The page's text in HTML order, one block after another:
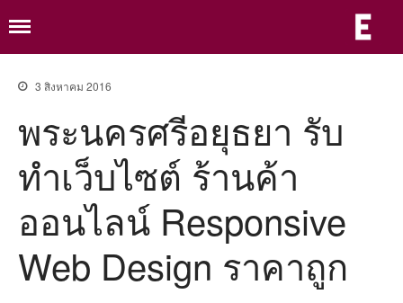
หน้าแรก
เกี่ยวกับ
แพ็กเก็จเว็บ
e-Saraban ระบบจัดการเอกสาร
แพ็กเก็จเว็บธุรกิจ
เ
3 สิงหาคม 2016
พระนครศรีอยุธยา รับ
ทําเว็บไซต์ ร้านค้า
ออนไลน์ Responsive
Web Design ราคาถูก